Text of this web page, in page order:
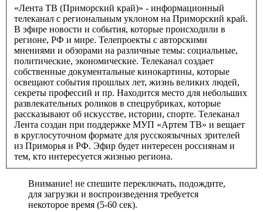
«Лента ТВ (Приморский край)» - информационный
телеканал с региональным уклоном на Приморский край.
В эфире новости и события, которые происходили в
регионе, РФ и мире. Телепроекты с авторскими
мнениями и обзорами на различные темы: социальные,
политические, экономические. Телеканал создает
собственные документальные кинокартины, которые
освещают события прошлых лет, жизнь великих людей,
секреты профессий и пр. Находится место для небольших
развлекательных роликов в спецрубриках, которые
рассказывают об искусстве, истории, спорте. Телеканал
Лента создан при поддержке МУП «Артем ТВ» и вещает
в круглосуточном формате для русскоязычных зрителей
из Приморья и РФ. Эфир будет интересен россиянам и
тем, кто интересуется жизнью региона.
Внимание! не спешите переключать, подождите,
для загрузки и воспроизведения требуется
некоторое время (5-60 сек).